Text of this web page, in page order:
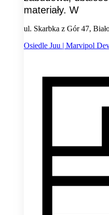
materiały. W
ul. Skarbka z Gór 47,
Osiedle Juu | Marvipol